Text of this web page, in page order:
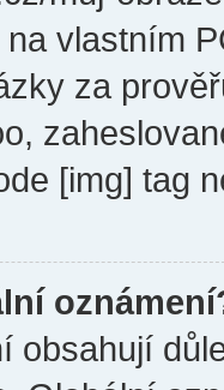
vlastním
za
[img] tag
obsahují